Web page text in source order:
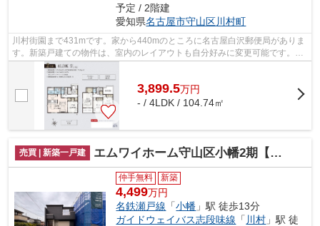
予定 / 2階建
愛知県名古屋市守山区川村町
川村街園まで431mです。家から440mのところに名古屋白沢郵便局がありま
す。新築戸建ての物件は、室内のレイアウトも自分好みに変更可能です。光
熱費を抑えることのできる省エネ対策済...
3,899.5万円
- / 4LDK / 104.74㎡
売買 | 新築一戸建 エムワイホーム守山区小幡2期【仲介手数料無料 小幡小 守山東中】
仲手無料 新築
4,499万円
名鉄瀬戸線 「小幡 」駅 徒歩13分
ガイドウェイバス志段味線 「 川村 」駅 徒